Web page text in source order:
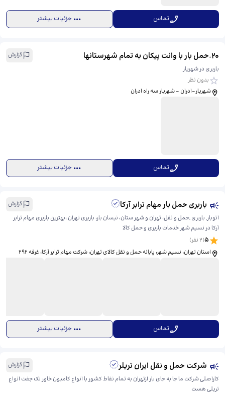
تماس جزئیات بیشتر
20
.حمل بار با وانت پیکان به تمام شهرستانها
گزارش
باربری در شهریار
بدون نظر
شهریار-ادران - شهریار سه راه ادران
تماس جزئیات بیشتر
باربری حمل بار مهام ترابر آرکا
گزارش
اتوبار, باربری ,حمل و نقل، تهران و شهر ستان، نیسان بار، باربری تهران ،بهترین باربری مهام ترابر
آرکا در نسیم شهر خدمات باربری و حمل کالا
5
(
2نفر)
استان تهران، نسیم شهر، پایانه حمل و نقل کالای تهران، ​شرکت مهام ترابر آرکا، غرفه 292
تماس جزئیات بیشتر
شرکت حمل و نقل ایران تریلر
گزارش
کاراصلی شرکت ما جا به جای بار ازتهران به تمام نقاط کشور با انواع کامیون خاور تک جفت انواع
تریلی هست